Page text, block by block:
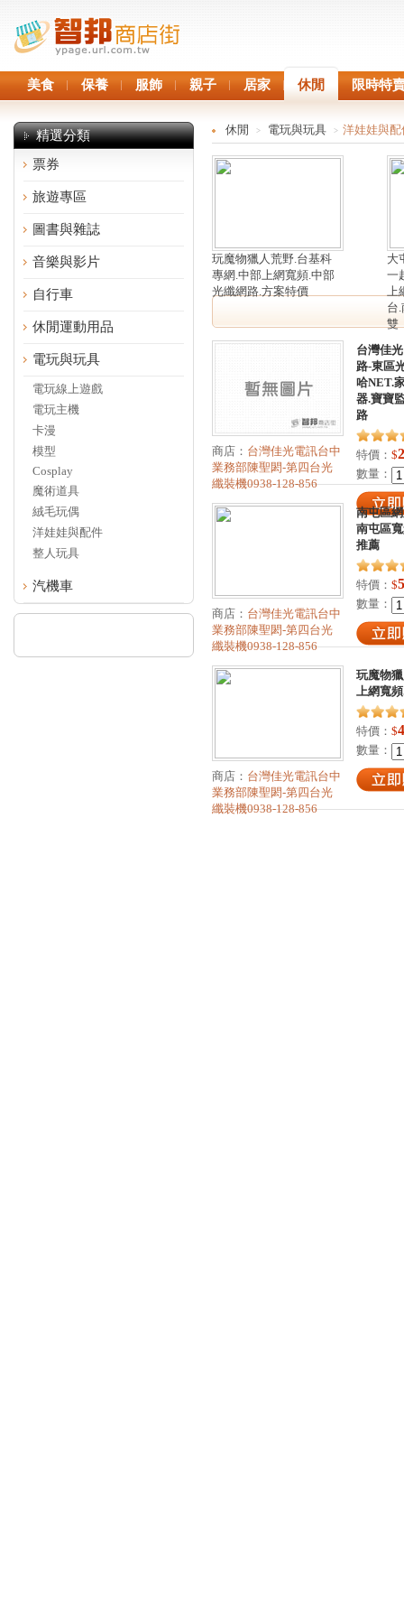
美食 保養 服飾 親子 居家 休閒 限時特
精選分類
票券
旅遊專區
圖書與雜誌
音樂與影片
自行車
休閒運動用品
電玩與玩具
電玩線上遊戲
電玩主機
卡漫
模型
Cosplay
魔術道具
絨毛玩偶
洋娃娃與配件
整人玩具
汽機車
休閒 > 電玩與玩具 > 洋娃娃與配
玩魔物獵人荒野.台基科
專網.中部上網寬頻.中部
光纖網路.方案特價
大
一
上
台
雙
商店： 台灣佳光電訊台中
業務部陳聖閎-第四台光
纖裝機0938-128-856
台灣佳
路-東區
哈NET.
器.寶寶
路
特價： $
數量：
商店： 台灣佳光電訊台中
業務部陳聖閎-第四台光
纖裝機0938-128-856
南屯區
南屯區
推薦
特價： $
數量：
商店： 台灣佳光電訊台中
業務部陳聖閎-第四台光
纖裝機0938-128-856
玩魔物
上網寬
特價： $
數量：